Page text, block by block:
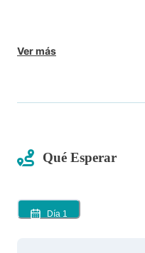
Ver más
Qué Esperar
Día 1